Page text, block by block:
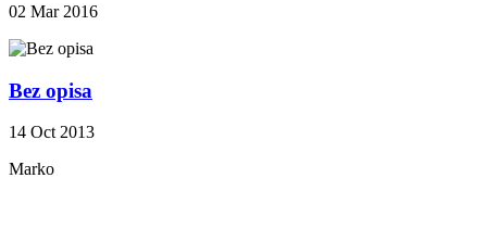
02 Mar 2016
Bez opisa
14 Oct 2013
Marko